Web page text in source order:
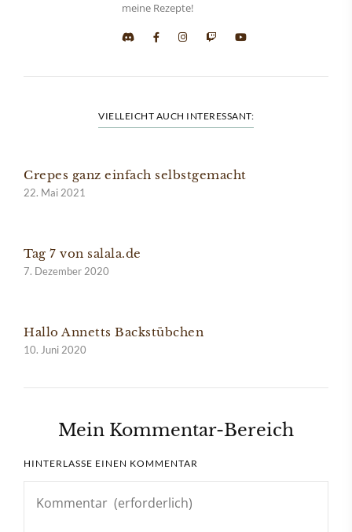
meine Rezepte!
VIELLEICHT AUCH INTERESSANT:
Crepes ganz einfach selbstgemacht
22. Mai 2021
Tag 7 von salala.de
7. Dezember 2020
Hallo Annetts Backstübchen
10. Juni 2020
Mein Kommentar-Bereich
HINTERLASSE EINEN KOMMENTAR